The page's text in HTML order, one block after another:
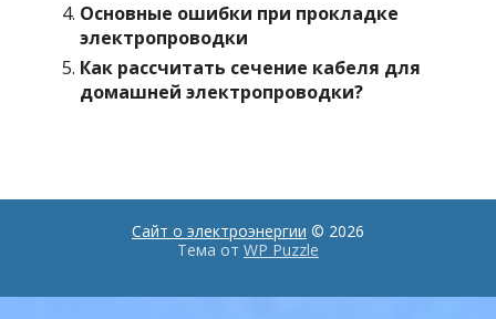
Основные ошибки при прокладке
электропроводки
Как рассчитать сечение кабеля для
домашней электропроводки?
Сайт о электроэнергии © 2026
Тема от WP Puzzle